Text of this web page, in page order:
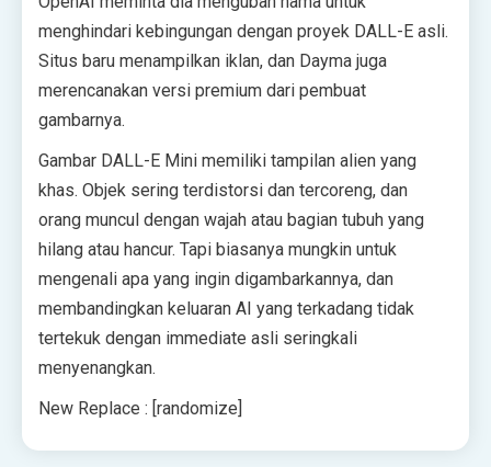
menghindari kebingungan dengan proyek DALL-E asli.
Situs baru menampilkan iklan, dan Dayma juga
merencanakan versi premium dari pembuat
gambarnya.
Gambar DALL-E Mini memiliki tampilan alien yang
khas. Objek sering terdistorsi dan tercoreng, dan
orang muncul dengan wajah atau bagian tubuh yang
hilang atau hancur. Tapi biasanya mungkin untuk
mengenali apa yang ingin digambarkannya, dan
membandingkan keluaran AI yang terkadang tidak
tertekuk dengan immediate asli seringkali
menyenangkan.
New Replace : [randomize]